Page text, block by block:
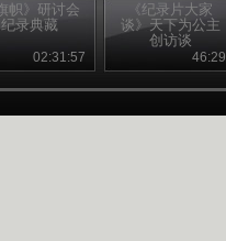
帜》研讨会
纪录典藏
02:31:57
《纪录片大家
谈》天下为公主
创访谈
46:29